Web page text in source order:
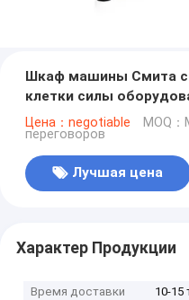
Шкаф машины Смита
клетки силы
фитнеса жизни Multi
Цена：negotiable MOQ
переговоров
Лучшая цена
Характер Продукции
Время доставки
10-15